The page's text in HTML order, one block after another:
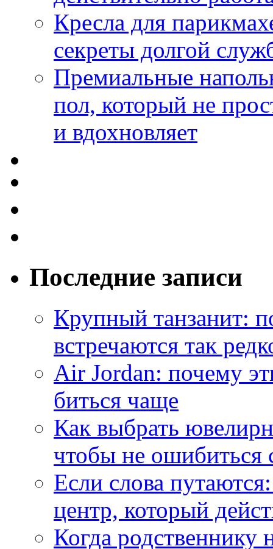
Кресла для
секреты долгой
Премиальные
пол, который не
и вдохновляет
Последние записи
Крупный танзанит:
встречаются так
Air Jordan: почему
биться чаще
Как выбрать
чтобы не ошибиться
Если слова
центр, который
Когда